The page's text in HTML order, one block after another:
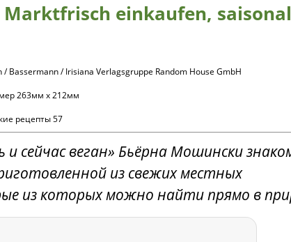
einkaufen, saisonal
Bassermann / Irisiana Verlagsgruppe Random House GmbH
263мм x 212мм
рецепты 57
и сейчас веган» Бьёрна Мошински
из свежих местных
из которых можно найти прямо в